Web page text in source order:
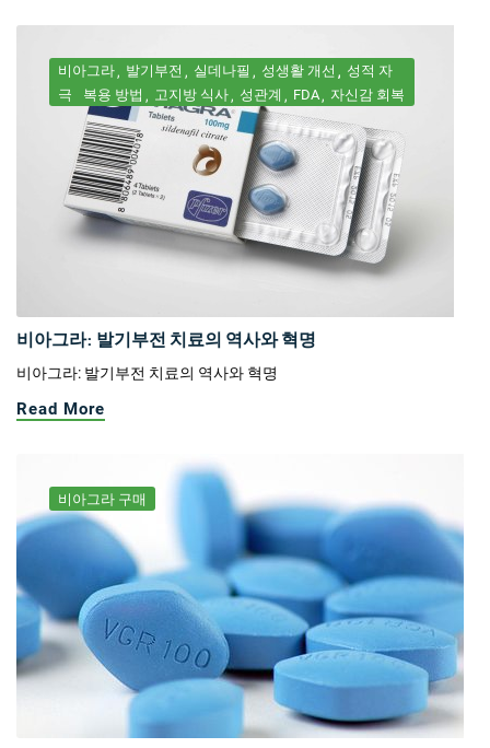
비아그라 발기부전 실데나필 성생활 개선
성적 자
극
복용 방법 고지방 식사 성관계 FDA 자신감 회복
비아그라: 발기부전 치료의 역사와 혁명
비아그라: 발기부전 치료의 역사와 혁명
Read More
비아그라 구매